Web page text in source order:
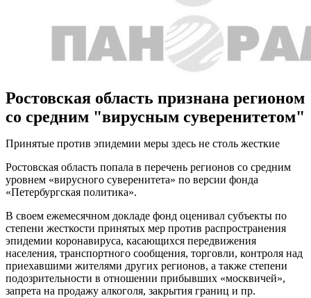
Ростовская область признана регионом
со средним "вирусным суверенитетом"
Принятые против эпидемии меры здесь не столь жесткие
Ростовская область попала в перечень регионов со средним
уровнем «вирусного суверенитета» по версии фонда
«Петербургская политика».
В своем ежемесячном докладе фонд оценивал субъекты по
степени жесткости принятых мер против распространения
эпидемии коронавируса, касающихся передвижения
населения, транспортного сообщения, торговли, контроля над
приехавшими жителями других регионов, а также степени
подозрительности в отношении прибывших «москвичей»,
запрета на продажу алкоголя, закрытия границ и пр.